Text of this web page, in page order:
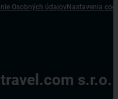
Osobných údajovNastavenia
s.r.o.